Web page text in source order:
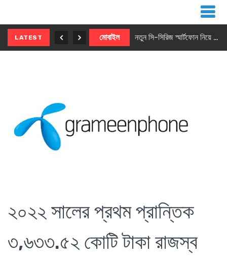
LATEST মোবাইল নতুন সি-সিরিজ স্মার্টফোন নিয়ে আসছে রিয়েলমি
২০২২ সালের প্রথম প্রান্তিক
৩,৬৩৩.৫২ কোটি টাকা রাজস্ব